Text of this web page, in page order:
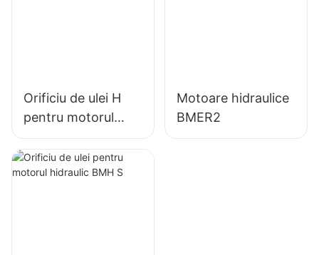
Orificiu de ulei H
pentru motorul
hidraulic BMH
Motoare hidraulice
BMER2